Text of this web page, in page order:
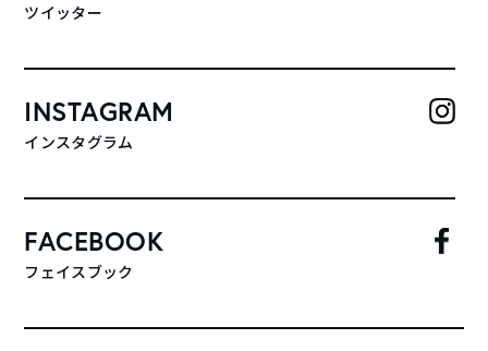
ツイッター
INSTAGRAM
インスタグラム
FACEBOOK
フェイスブック